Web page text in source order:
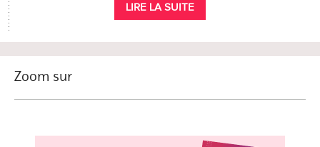
LIRE LA SUITE
Zoom sur